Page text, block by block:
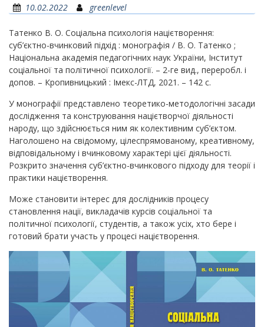
10.02.2022 greenlevel
Татенко В. О. Соціальна психологія націєтворення:
суб’єктно-вчинковий підхід : монографія / В. О. Татенко ;
Національна академія педагогічних наук України, Інститут
соціальної та політичної психології. – 2-ге вид., переробл. і
допов. – Кропивницький : Імекс-ЛТД, 2021. – 142 c.
У монографії представлено теоретико-методологічні засади
дослідження та конструювання націєтворчої діяльності
народу, що здійснюється ним як колективним суб’єктом.
Наголошено на свідомому, цілеспрямованому, креативному,
відповідальному і вчинковому характері цієї діяльності.
Розкрито значення суб’єктно-вчинкового підходу для теорії і
практики націєтворення.
Може становити інтерес для дослідників процесу
становлення нації, викладачів курсів соціальної та
політичної психології, студентів, а також усіх, хто бере і
готовий брати участь у процесі націєтворення.